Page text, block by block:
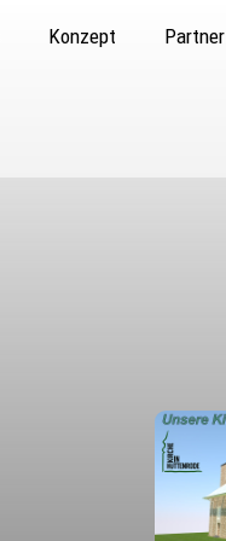
Konzept Partner